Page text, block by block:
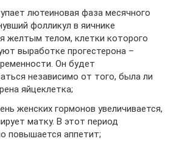
лютеиновая фаза месячного
фолликул в яичнике
желтым телом, клетки которого
выработке прогестерона –
Он будет
независимо от того, была ли
яйцеклетка;
женских гормонов увеличивается,
матку. В этот период
повышается аппетит;